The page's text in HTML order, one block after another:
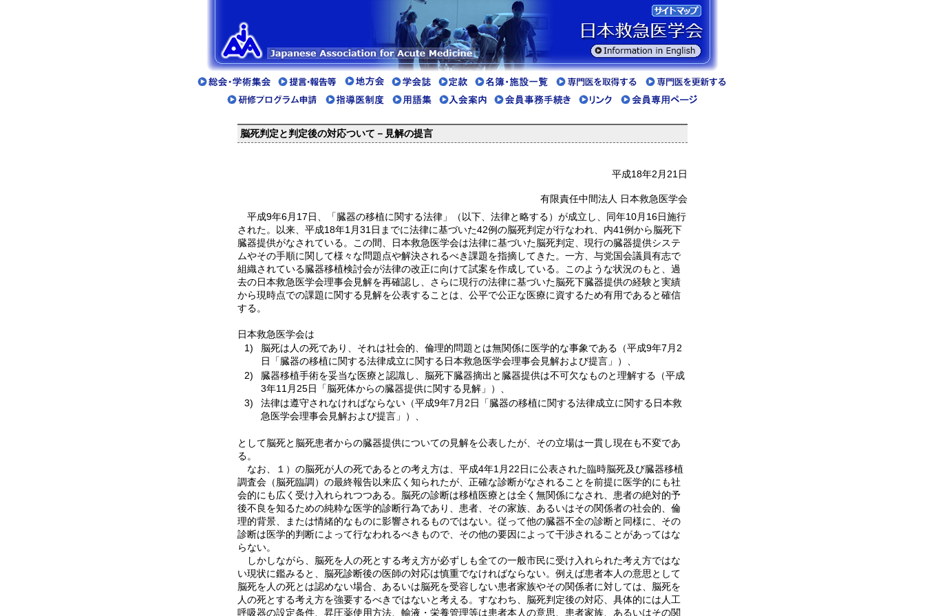
脳死判定と判定後の対応ついて－見解の提言
平成18年2月21日
有限責任中間法人 日本救急医学会
平成9年6月17日、「臓器の移植に関する法律」（以下、法律と略する）が成立し、同年10月16日施行
された。以来、平成18年1月31日までに法律に基づいた42例の脳死判定が行なわれ、内41例から脳死下
臓器提供がなされている。この間、日本救急医学会は法律に基づいた脳死判定、現行の臓器提供システ
ムやその手順に関して様々な問題点や解決されるべき課題を指摘してきた。一方、与党国会議員有志で
組織されている臓器移植検討会が法律の改正に向けて試案を作成している。このような状況のもと、過
去の日本救急医学会理事会見解を再確認し、さらに現行の法律に基づいた脳死下臓器提供の経験と実績
から現時点での課題に関する見解を公表することは、公平で公正な医療に資するため有用であると確信
する。
日本救急医学会は
1)
脳死は人の死であり、それは社会的、倫理的問題とは無関係に医学的な事象である（平成9年7月2
日「臓器の移植に関する法律成立に関する日本救急医学会理事会見解および提言」）、
2)
臓器移植手術を妥当な医療と認識し、脳死下臓器摘出と臓器提供は不可欠なものと理解する（平成
3年11月25日「脳死体からの臓器提供に関する見解」）、
3)
法律は遵守されなければならない（平成9年7月2日「臓器の移植に関する法律成立に関する日本救
急医学会理事会見解および提言」）、
として脳死と脳死患者からの臓器提供についての見解を公表したが、その立場は一貫し現在も不変であ
る。
なお、１）の脳死が人の死であるとの考え方は、平成4年1月22日に公表された臨時脳死及び臓器移植
調査会（脳死臨調）の最終報告以来広く知られたが、正確な診断がなされることを前提に医学的にも社
会的にも広く受け入れられつつある。脳死の診断は移植医療とは全く無関係になされ、患者の絶対的予
後不良を知るための純粋な医学的診断行為であり、患者、その家族、あるいはその関係者の社会的、倫
理的背景、または情緒的なものに影響されるものではない。従って他の臓器不全の診断と同様に、その
診断は医学的判断によって行なわれるべきもので、その他の要因によって干渉されることがあってはな
らない。
しかしながら、脳死を人の死とする考え方が必ずしも全ての一般市民に受け入れられた考え方ではな
い現状に鑑みると、脳死診断後の医師の対応は慎重でなければならない。例えば患者本人の意思として
脳死を人の死とは認めない場合、あるいは脳死を受容しない患者家族やその関係者に対しては、脳死を
人の死とする考え方を強要するべきではないと考える。すなわち、脳死判定後の対応、具体的には人工
呼吸器の設定条件、昇圧薬使用方法、輸液・栄養管理等は患者本人の意思、患者家族、あるいはその関